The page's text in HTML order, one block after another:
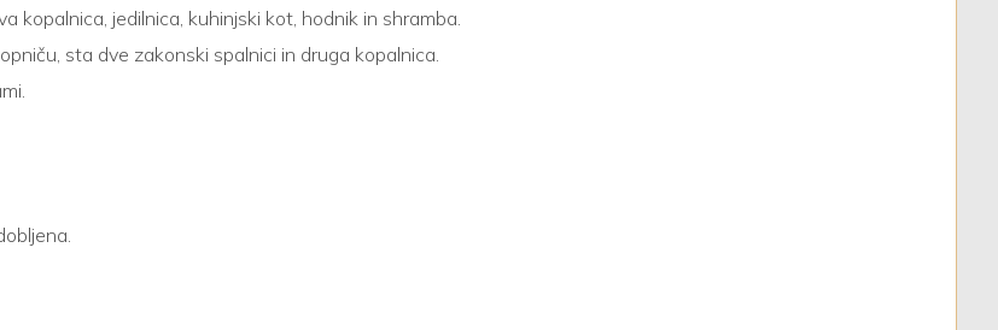
kopalnica, jedilnica, kuhinjski kot, hodnik in shramba.
sta dve zakonski spalnici in druga kopalnica.